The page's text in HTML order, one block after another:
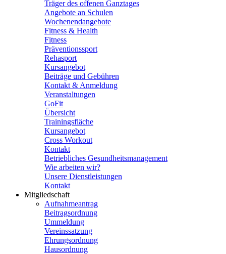
Träger des offenen Ganztages
Angebote an Schulen
Wochenendangebote
Fitness & Health
Fitness
Präventionssport
Rehasport
Kursangebot
Beiträge und Gebühren
Kontakt & Anmeldung
Veranstaltungen
GoFit
Übersicht
Trainingsfläche
Kursangebot
Cross Workout
Kontakt
Betriebliches Gesundheitsmanagement
Wie arbeiten wir?
Unsere Dienstleistungen
Kontakt
Mitgliedschaft
Aufnahmeantrag
Beitragsordnung
Ummeldung
Vereinssatzung
Ehrungsordnung
Hausordnung